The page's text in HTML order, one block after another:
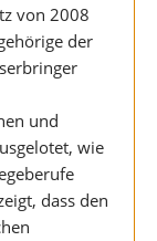
von 2008
der
und
wie
dass den